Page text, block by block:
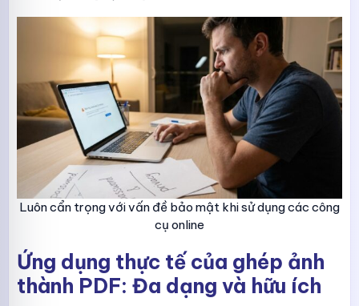
Luôn cẩn trọng với vấn đề bảo mật khi sử dụng các công
cụ online
Ứng dụng thực tế của ghép ảnh
thành PDF: Đa dạng và hữu ích